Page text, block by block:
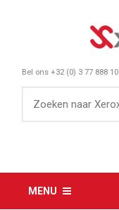
Bel ons +32 (0) 3 77 888 10
MENU